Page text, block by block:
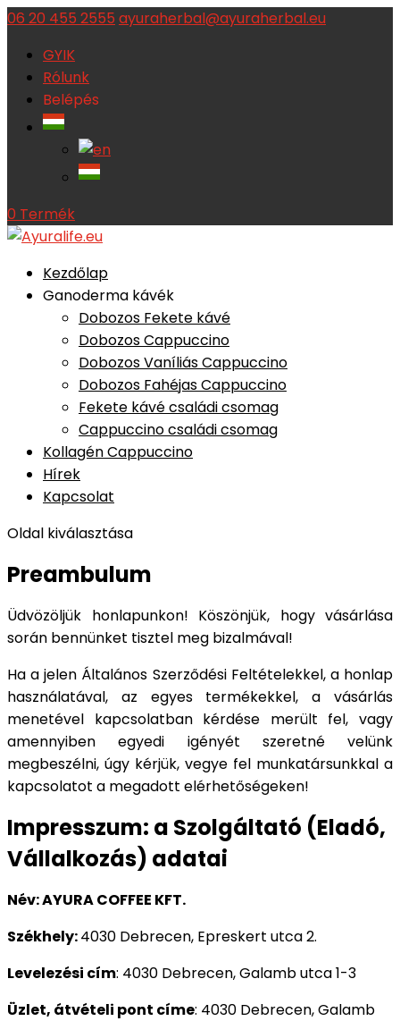
06 20 455 2555 ayuraherbal@ayuraherbal.eu
GYIK
Rólunk
Belépés
0 Termék
Kezdőlap
Ganoderma kávék
Dobozos Fekete kávé
Dobozos Cappuccino
Dobozos Vaníliás Cappuccino
Dobozos Fahéjas Cappuccino
Fekete kávé családi csomag
Cappuccino családi csomag
Kollagén Cappuccino
Hírek
Kapcsolat
Oldal kiválasztása
Preambulum
Üdvözöljük honlapunkon! Köszönjük, hogy vásárlása
során bennünket tisztel meg bizalmával!
Ha a jelen Általános Szerződési Feltételekkel, a honlap
használatával, az egyes termékekkel, a vásárlás
menetével kapcsolatban kérdése merült fel, vagy
amennyiben egyedi igényét szeretné velünk
megbeszélni, úgy kérjük, vegye fel munkatársunkkal a
kapcsolatot a megadott elérhetőségeken!
Impresszum: a Szolgáltató (Eladó,
Vállalkozás) adatai
Név:AYURA COFFEE KFT.
Székhely:4030 Debrecen, Epreskert utca 2.
Levelezési cím: 4030 Debrecen, Galamb utca 1-3
Üzlet, átvételi pont címe: 4030 Debrecen, Galamb